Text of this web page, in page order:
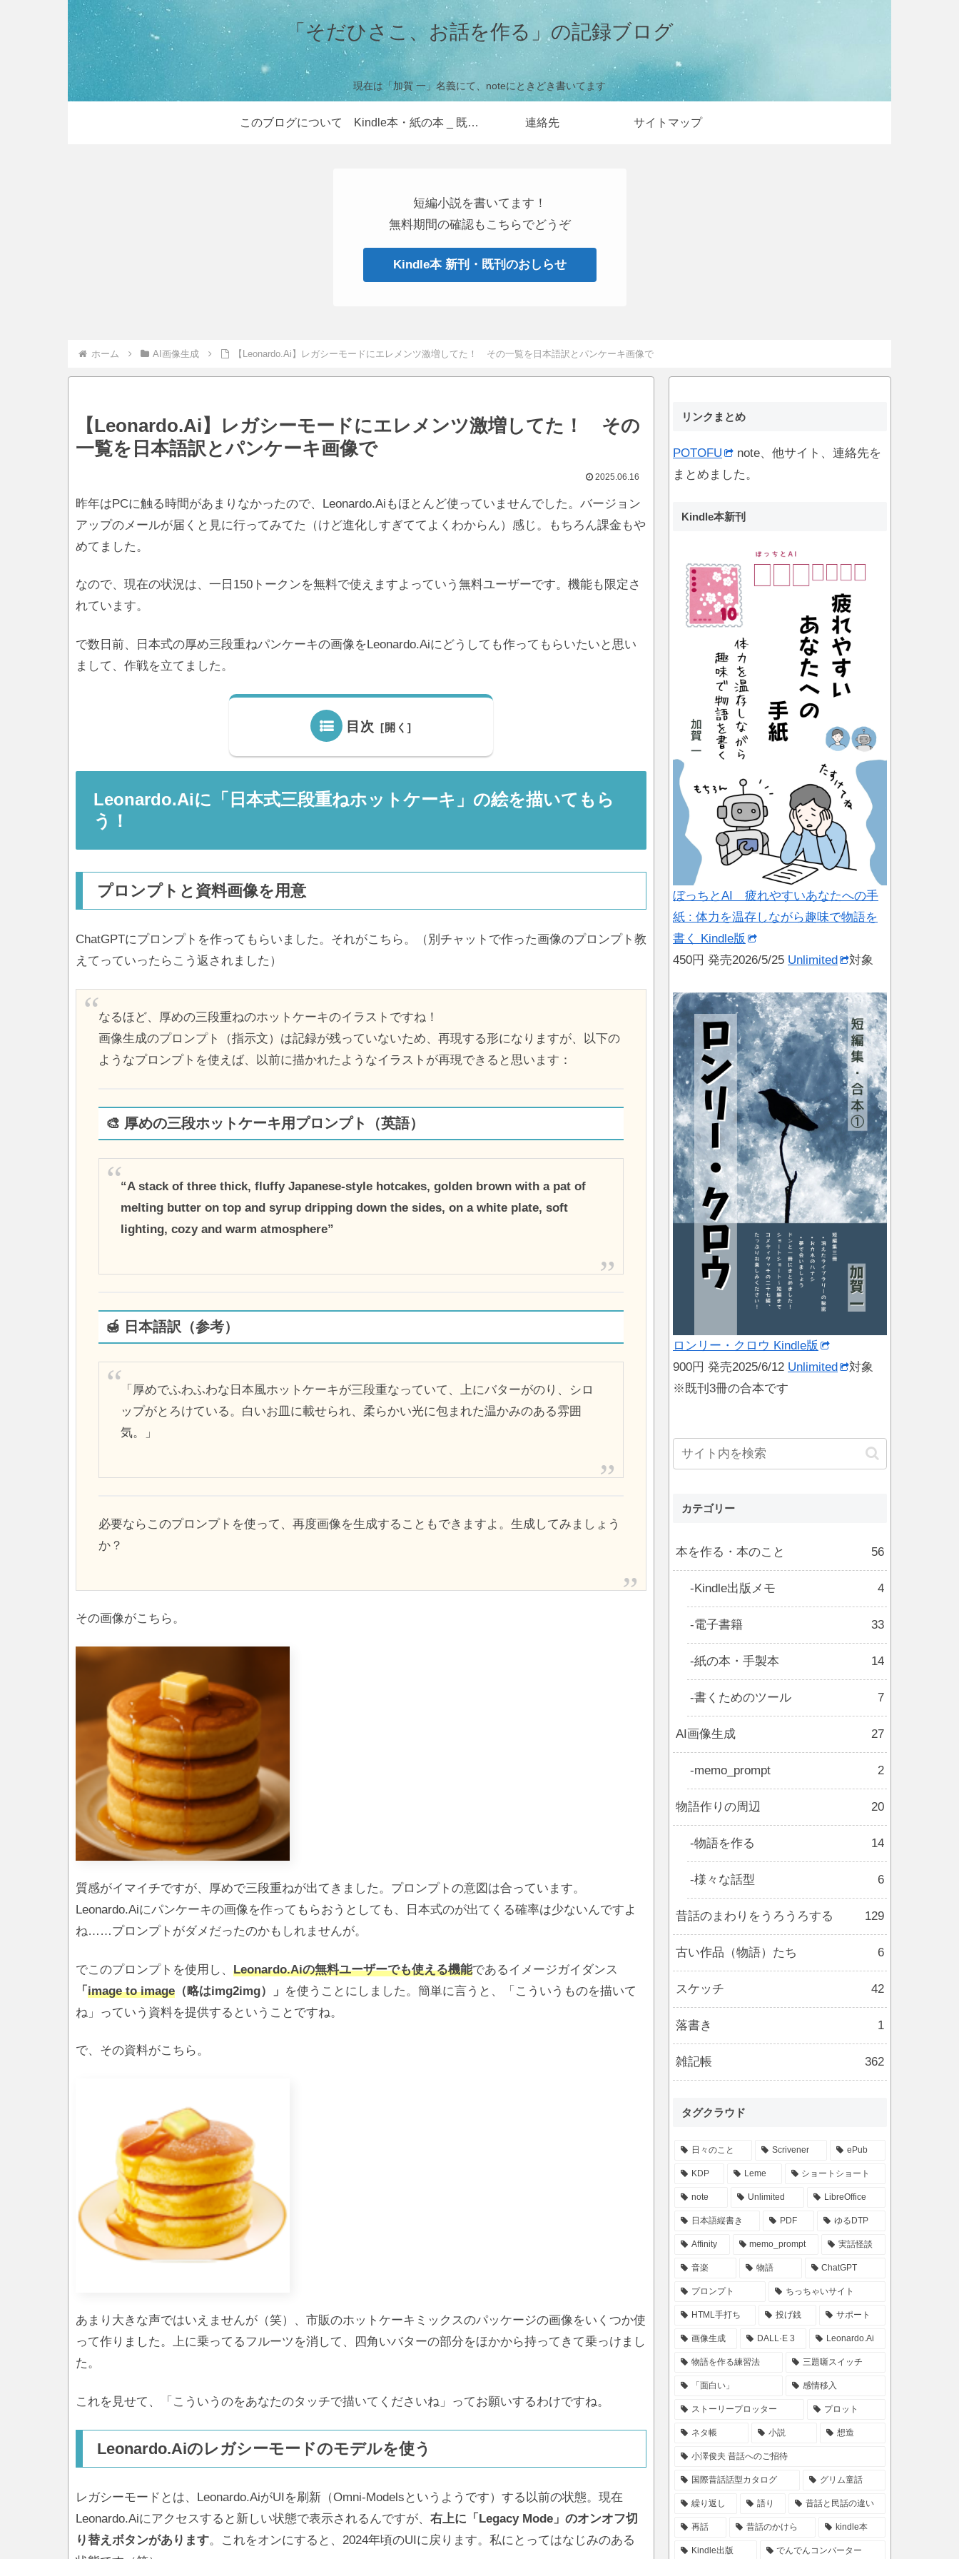
「そだひさこ、お話を作る」の記録ブログ
現在は「加賀 一」名義にて、noteにときどき書いてます
このブログについて Kindle本・紙の本 _ 既刊のお知らせ・無料販売のお知らせ 連絡先 サイトマップ
短編小説を書いてます！
無料期間の確認もこちらでどうぞ
Kindle本 新刊・既刊のおしらせ
ホーム AI画像生成 【Leonardo.Ai】レガシーモードにエレメンツ激増してた！ その一覧を日本語訳とパンケーキ画像で
【Leonardo.Ai】レガシーモードにエレメンツ激増してた！ その
一覧を日本語訳とパンケーキ画像で
2025.06.16
昨年はPCに触る時間があまりなかったので、Leonardo.Aiもほとんど使っていませんでした。バージョン
アップのメールが届くと見に行ってみてた（けど進化しすぎててよくわからん）感じ。もちろん課金もや
めてました。
なので、現在の状況は、一日150トークンを無料で使えますよっていう無料ユーザーです。機能も限定さ
れています。
で数日前、日本式の厚め三段重ねパンケーキの画像をLeonardo.Aiにどうしても作ってもらいたいと思い
まして、作戦を立てました。
目次
Leonardo.Aiに「日本式三段重ねホットケーキ」の絵を描いてもら
う！
プロンプトと資料画像を用意
ChatGPTにプロンプトを作ってもらいました。それがこちら。（別チャットで作った画像のプロンプト教
えてっていったらこう返されました）
なるほど、厚めの三段重ねのホットケーキのイラストですね！
画像生成のプロンプト（指示文）は記録が残っていないため、再現する形になりますが、以下の
ようなプロンプトを使えば、以前に描かれたようなイラストが再現できると思います：
🎨 厚めの三段ホットケーキ用プロンプト（英語）
“A stack of three thick, fluffy Japanese-style hotcakes, golden brown with a pat of
melting butter on top and syrup dripping down the sides, on a white plate, soft
lighting, cozy and warm atmosphere”
🍯 日本語訳（参考）
「厚めでふわふわな日本風ホットケーキが三段重なっていて、上にバターがのり、シロ
ップがとろけている。白いお皿に載せられ、柔らかい光に包まれた温かみのある雰囲
気。」
必要ならこのプロンプトを使って、再度画像を生成することもできますよ。生成してみましょう
か？
その画像がこちら。
質感がイマイチですが、厚めで三段重ねが出てきました。プロンプトの意図は合っています。
Leonardo.Aiにパンケーキの画像を作ってもらおうとしても、日本式のが出てくる確率は少ないんですよ
ね……プロンプトがダメだったのかもしれませんが。
でこのプロンプトを使用し、 Leonardo.Aiの無料ユーザーでも使える機能であるイメージガイダンス
「 image to image （略はimg2img）」 を使うことにしました。簡単に言うと、「こういうものを描いて
ね」っていう資料を提供するということですね。
で、その資料がこちら。
あまり大きな声ではいえませんが（笑）、市販のホットケーキミックスのパッケージの画像をいくつか使
って作りました。上に乗ってるフルーツを消して、四角いバターの部分をほかから持ってきて乗っけまし
た。
これを見せて、「こういうのをあなたのタッチで描いてくださいね」ってお願いするわけですね。
Leonardo.Aiのレガシーモードのモデルを使う
レガシーモードとは、Leonardo.AiがUIを刷新（Omni-Modelsというようです）する以前の状態。現在
Leonardo.Aiにアクセスすると新しい状態で表示されるんですが、 右上に「Legacy Mode」のオンオフ切
り替えボタンがあります。これをオンにすると、2024年頃のUIに戻ります。私にとってはなじみのある
リンクまとめ
POTOFU
note、他サイト、連絡先を
まとめました。
Kindle本新刊
ぼっちとAI 疲れやすいあなたへの手
紙 : 体力を温存しながら趣味で物語を
書く Kindle版
450円 発売2026/5/25 Unlimited 対象
ロンリー・クロウ Kindle版
900円 発売2025/6/12 Unlimited
対象
※既刊3冊の合本です
カテゴリー
本を作る・本のこと 56
Kindle出版メモ 4
電子書籍 33
紙の本・手製本 14
書くためのツール 7
AI画像生成 27
memo_prompt 2
物語作りの周辺 20
物語を作る 14
様々な話型 6
昔話のまわりをうろうろする 129
古い作品（物語）たち 6
スケッチ 42
落書き 1
雑記帳 362
タグクラウド
日々のこと Scrivener ePub
KDP Leme ショートショート
note Unlimited LibreOffice
日本語縦書き PDF ゆるDTP
Affinity memo_prompt 実話怪談
音楽 物語 ChatGPT
プロンプト ちっちゃいサイト
HTML手打ち 投げ銭 サポート
画像生成 DALL·E 3 Leonardo.Ai
物語を作る練習法 三題噺スイッチ
「面白い」 感情移入
ストーリープロッター プロット
ネタ帳 小説 想造
小澤俊夫 昔話へのご招待
国際昔話話型カタログ グリム童話
繰り返し 語り 昔話と民話の違い
再話 昔話のかけら kindle本
Kindle出版 でんでんコンバーター